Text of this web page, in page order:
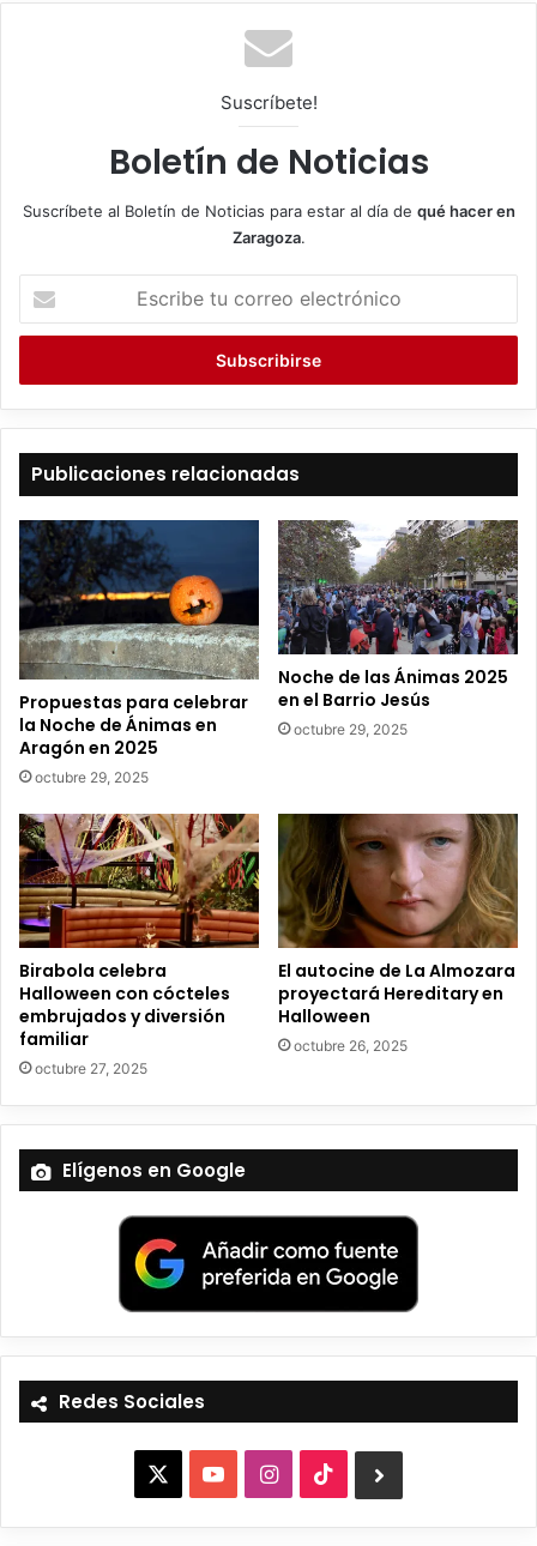
Suscríbete!
Boletín de Noticias
Suscríbete al Boletín de Noticias para estar al día de qué hacer en
Zaragoza.
c
i
b
o
r
r
e
o
e
e
c
r
ó
n
i
c
o
Publicaciones relacionadas
Propuestas para celebrar
la Noche de Ánimas en
Aragón en 2025
octubre 29, 2025
Noche de las Ánimas 2025
en el Barrio Jesús
octubre 29, 2025
Birabola celebra
Halloween con cócteles
embrujados y diversión
familiar
octubre 27, 2025
El autocine de La Almozara
proyectará Hereditary en
Halloween
octubre 26, 2025
Elígenos en Google
Redes Sociales
o
I
n
i
l